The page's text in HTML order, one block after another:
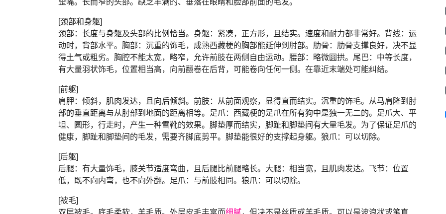
歪嘴。长而窄的头部。缺乏丰满的、垂落在眼睛和脸部前面的毛发。
[颈部和身躯]
颈部：长度与身躯及头部的比例恰当。身躯：紧凑，正方形，且结实。速度和耐力都非常好。背线：运
动时，背部水平。胸部：沉重的饰毛，成熟西藏梗的胸部能延伸到肘部。肋骨：肋骨支撑良好，决不显
得土气或粗劣。胸腔不能太宽，略窄，允许前肢在两侧自由运动。腰部：略微圆拱。尾巴：中等长度，
有大量羽状饰毛，位置相当高，向前翻卷在后背，可能卷向任何一侧。在靠近末端处可能纠结。
[前躯]
肩胛：倾斜，肌肉发达，且向后倾斜。前肢：从前面观察，显得直而结实。沉重的饰毛。从马肩隆到肘
部的垂直距离与从肘部到地面的距离相等。足爪：西藏梗的足爪在所有狗中是独一无二的。足爪大、平
坦、圆形，行走时，产生一种雪靴的效果。脚垫厚而结实，脚趾和脚垫间有大量毛发。为了保证足爪的
健康，脚趾和脚垫间的毛发，需要齐脚底剪平。脚垫能很好的支撑起身躯。狼爪：可以切除。
[后躯]
后腿：有大量饰毛，膝关节适度弯曲，且后腿比前腿略长。大腿：相当宽，且肌肉发达。飞节：位置
低，既不向内弯，也不向外翻。足爪：与前肢相同。狼爪：可以切除。
[被毛]
双层被毛。底毛柔软，羊毛质。外层皮毛丰富而细腻，但决不是丝质或羊毛质。可以是波浪状或笔直